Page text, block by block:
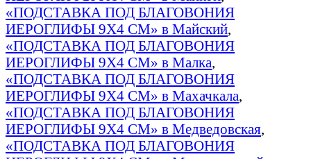
«ПОДСТАВКА ПОД БЛАГОВОНИЯ
ИЕРОГЛИФЫ 9Х4 СМ» в Майский,
«ПОДСТАВКА ПОД БЛАГОВОНИЯ
ИЕРОГЛИФЫ 9Х4 СМ» в Малка,
«ПОДСТАВКА ПОД БЛАГОВОНИЯ
ИЕРОГЛИФЫ 9Х4 СМ» в Махачкала,
«ПОДСТАВКА ПОД БЛАГОВОНИЯ
ИЕРОГЛИФЫ 9Х4 СМ» в Медведовская,
«ПОДСТАВКА ПОД БЛАГОВОНИЯ